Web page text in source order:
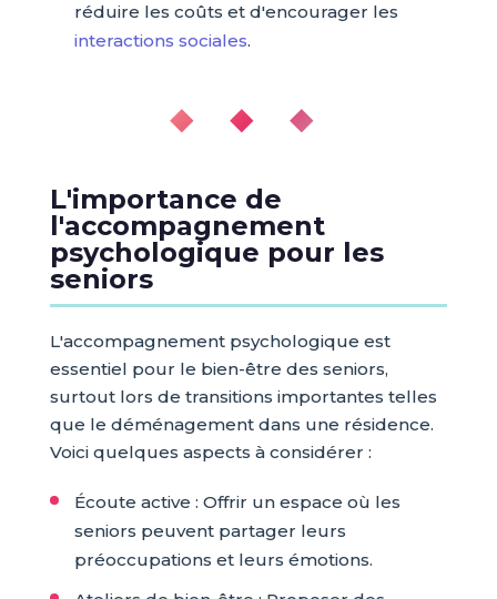
réduire les coûts et d'encourager les
interactions sociales.
◆ ◆ ◆
L'importance de
l'accompagnement
psychologique pour les
seniors
L'accompagnement psychologique est
essentiel pour le bien-être des seniors,
surtout lors de transitions importantes telles
que le déménagement dans une résidence.
Voici quelques aspects à considérer :
Écoute active : Offrir un espace où les
seniors peuvent partager leurs
préoccupations et leurs émotions.